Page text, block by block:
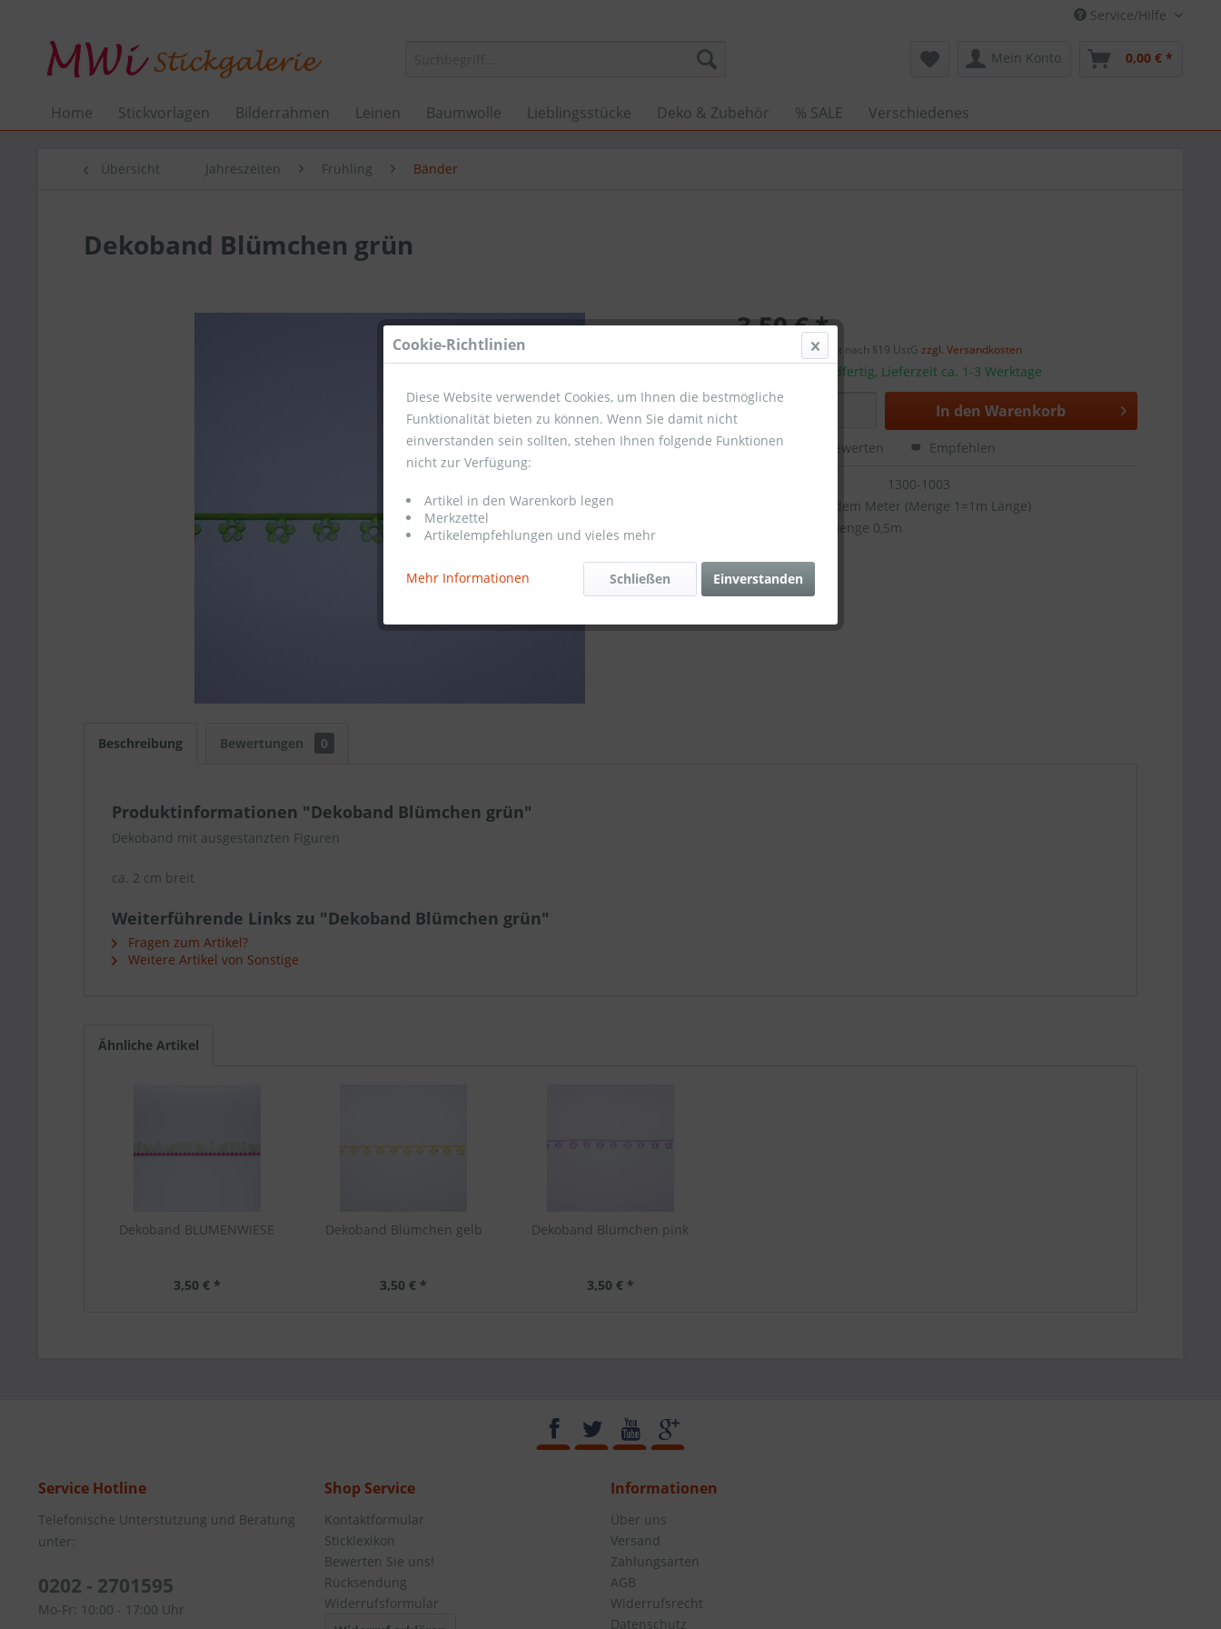
Service/Hilfe
Mein Konto 0,00 € *
Home Stickvorlagen Bilderrahmen Leinen Baumwolle Lieblingsstücke Deko & Zubehör % SALE Verschiedenes
Übersicht Jahreszeiten Frühling Bänder
Dekoband Blümchen grün
3,50 € *
Umsatzsteuerbefreit nach §19 UstGzzgl. Versandkosten
Sofort versandfertig, Lieferzeit ca. 1-3 Werktage
In den Warenkorb
Merken Bewerten Empfehlen
1300-1003
Preis pro laufendem Meter (Menge 1=1m Länge)
Mindestbestellmenge 0,5m
Beschreibung Bewertungen 0
Produktinformationen "Dekoband Blümchen grün"
Dekoband mit ausgestanzten Figuren
ca. 2 cm breit
Weiterführende Links zu "Dekoband Blümchen grün"
Fragen zum Artikel?
Weitere Artikel von Sonstige
Ähnliche Artikel
Dekoband BLUMENWIESE
3,50 € *
Dekoband Blümchen gelb
3,50 € *
Dekoband Blümchen pink
3,50 € *
Service Hotline
Telefonische Unterstützung und Beratung
unter:
0202 - 2701595
Mo-Fr: 10:00 - 17:00 Uhr
Shop Service
Kontaktformular
Sticklexikon
Bewerten Sie uns!
Rücksendung
Widerrufsformular
Informationen
Über uns
Versand
Zahlungsarten
AGB
Widerrufsrecht
Datenschutz
Cookie-Richtlinien
Diese Website verwendet Cookies, um Ihnen die bestmögliche
Funktionalität bieten zu können. Wenn Sie damit nicht
einverstanden sein sollten, stehen Ihnen folgende Funktionen
nicht zur Verfügung:
Artikel in den Warenkorb legen
Merkzettel
Artikelempfehlungen und vieles mehr
Mehr Informationen Einverstanden
Schließen